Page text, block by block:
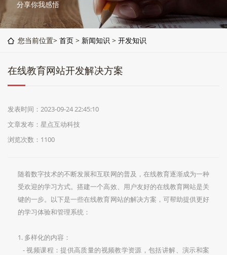
分享你我感悟
您当前位置> 首页 > 新闻知识 > 开发知识
在线教育网站开发解决方案
发表时间：2023-09-24 22:45:10
文章发布：星点互动科技
浏览次数： 1100
随着数字技术的不断发展和互联网的普及，在线教育逐渐成为一种
受欢迎的学习方式。搭建一个高效、用户友好的在线教育网站是关
键的一步。以下是一些在线教育网站的解决方案，可帮助提供更好
的学习体验和管理系统：
1. 多样化的内容：
- 视频课程：提供高质量的视频教学资源，包括讲解、演示和案